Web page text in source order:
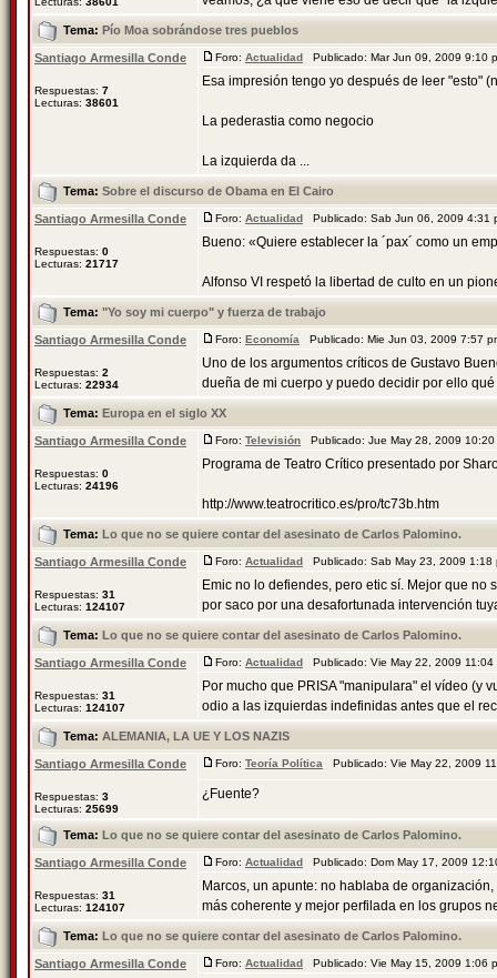
Tema: Pío Moa sobrándose tres pueblos
Santiago Armesilla Conde
Respuestas: 7
Lecturas: 38601
Foro: Actualidad Publicado: Mar Jun 09, 2009
Esa impresión tengo yo después de leer "esto"
La pederastia como negocio
La izquierda da ...
Tema: Sobre el discurso de Obama en El Cairo
Santiago Armesilla Conde
Respuestas: 0
Lecturas: 21717
Foro: Actualidad Publicado: Sab Jun 06, 2009
Bueno: «Quiere establecer la ´pax´ como un
Alfonso VI respetó la libertad de culto en un
Tema: "Yo soy mi cuerpo" y fuerza de trabajo
Santiago Armesilla Conde
Respuestas: 2
Lecturas: 22934
Foro: Economía Publicado: Mie Jun 03, 2009 7:57
Uno de los argumentos críticos de Gustavo
dueña de mi cuerpo y puedo decidir por ello qué
Tema: Europa en el siglo XX
Santiago Armesilla Conde
Respuestas: 0
Lecturas: 24196
Foro: Televisión Publicado: Jue May 28, 2009
Programa de Teatro Crítico presentado por
http://www.teatrocritico.es/pro/tc73b.htm
Tema: Lo que no se quiere contar del asesinato de Carlos Palomino.
Santiago Armesilla Conde
Respuestas: 31
Lecturas: 124107
Foro: Actualidad Publicado: Sab May 23, 2009
Emic no lo defiendes, pero etic sí. Mejor que
por saco por una desafortunada intervención
Tema: Lo que no se quiere contar del asesinato de Carlos Palomino.
Santiago Armesilla Conde
Respuestas: 31
Lecturas: 124107
Foro: Actualidad Publicado: Vie May 22, 2009
Por mucho que PRISA "manipulara" el vídeo (y
odio a las izquierdas indefinidas antes que el
Tema: ALEMANIA, LA UE Y LOS NAZIS
Santiago Armesilla Conde
Respuestas: 3
Lecturas: 25699
Foro: Teoría Política Publicado: Vie May 22, 2009
¿Fuente?
Tema: Lo que no se quiere contar del asesinato de Carlos Palomino.
Santiago Armesilla Conde
Respuestas: 31
Lecturas: 124107
Foro: Actualidad Publicado: Dom May 17, 2009
Marcos, un apunte: no hablaba de
más coherente y mejor perfilada en los grupos
Tema: Lo que no se quiere contar del asesinato de Carlos Palomino.
Santiago Armesilla Conde Foro: Actualidad Publicado: Vie May 15, 2009